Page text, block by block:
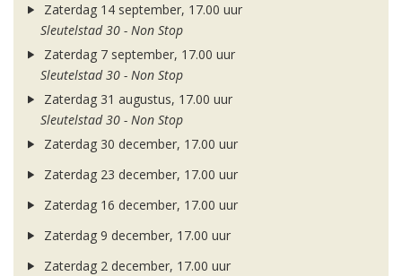
Zaterdag 14 september, 17.00 uur
Sleutelstad 30 - Non Stop
Zaterdag 7 september, 17.00 uur
Sleutelstad 30 - Non Stop
Zaterdag 31 augustus, 17.00 uur
Sleutelstad 30 - Non Stop
Zaterdag 30 december, 17.00 uur
Zaterdag 23 december, 17.00 uur
Zaterdag 16 december, 17.00 uur
Zaterdag 9 december, 17.00 uur
Zaterdag 2 december, 17.00 uur